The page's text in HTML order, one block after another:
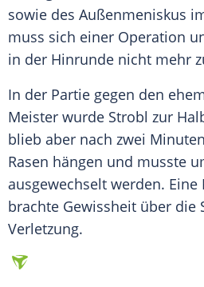
sowie des Außenmeniskus
muss sich einer Operation
in der Hinrunde nicht mehr
In der Partie gegen den
Meister wurde Strobl zur
blieb aber nach zwei
Rasen hängen und musste
ausgewechselt werden.
brachte Gewissheit über die
Verletzung.